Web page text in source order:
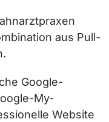
aus Pull-
Google-
My-
Website